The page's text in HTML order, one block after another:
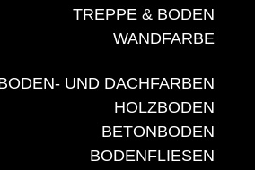
TREPPE & BODEN
WANDFARBE
UND DACHFARBEN
HOLZBODEN
BETONBODEN
BODENFLIESEN